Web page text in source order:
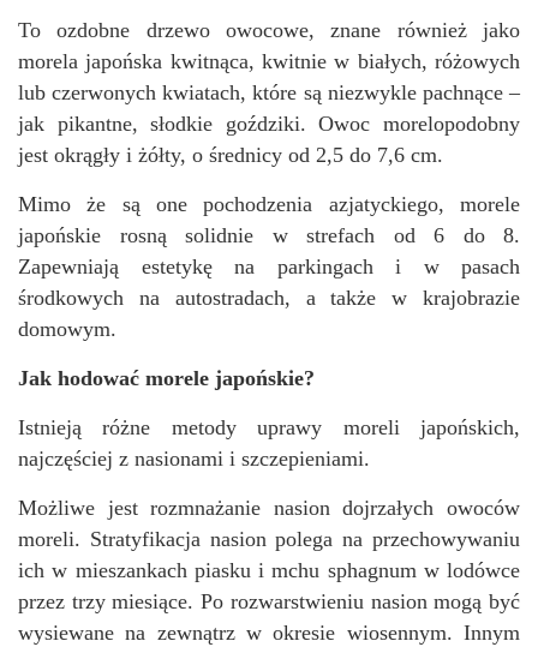
To ozdobne drzewo owocowe, znane również jako
morela japońska kwitnąca, kwitnie w białych, różowych
lub czerwonych kwiatach, które są niezwykle pachnące –
jak pikantne, słodkie goździki. Owoc morelopodobny
jest okrągły i żółty, o średnicy od 2,5 do 7,6 cm.
Mimo że są one pochodzenia azjatyckiego, morele
japońskie rosną solidnie w strefach od 6 do 8.
Zapewniają estetykę na parkingach i w pasach
środkowych na autostradach, a także w krajobrazie
domowym.
Jak hodować morele japońskie?
Istnieją różne metody uprawy moreli japońskich,
najczęściej z nasionami i szczepieniami.
Możliwe jest rozmnażanie nasion dojrzałych owoców
moreli. Stratyfikacja nasion polega na przechowywaniu
ich w mieszankach piasku i mchu sphagnum w lodówce
przez trzy miesiące. Po rozwarstwieniu nasion mogą być
wysiewane na zewnątrz w okresie wiosennym. Innym